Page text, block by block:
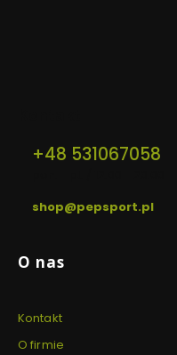
+48 531067058
shop@pepsport.pl
Linki w stopce
O nas
Kontakt
O firmie